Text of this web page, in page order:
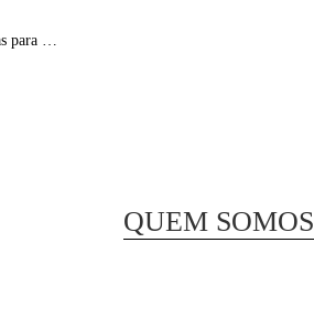
Lista de Receitas para quem nÃ£o Gosta de Cozinhar
QUEM SOMOS